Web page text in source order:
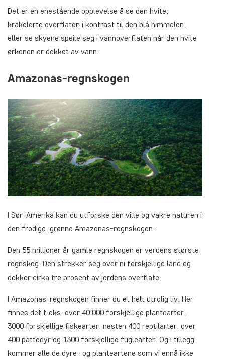
Det er en enestående opplevelse å se den hvite,
krakelerte overflaten i kontrast til den blå himmelen,
eller se skyene speile seg i vannoverflaten når den hvite
ørkenen er dekket av vann.
Amazonas-regnskogen
I Sør-Amerika kan du utforske den ville og vakre naturen i
den frodige, grønne Amazonas-regnskogen.
Den 55 millioner år gamle regnskogen er verdens største
regnskog. Den strekker seg over ni forskjellige land og
dekker cirka tre prosent av jordens overflate.
I Amazonas-regnskogen finner du et helt utrolig liv. Her
finnes det f.eks. over 40 000 forskjellige plantearter,
3000 forskjellige fiskearter, nesten 400 reptilarter, over
400 pattedyr og 1300 forskjellige fuglearter. Og i tillegg
kommer alle de dyre- og planteartene som vi ennå ikke